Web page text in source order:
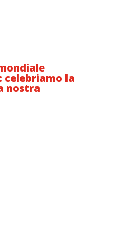
celebriamo la
nostra